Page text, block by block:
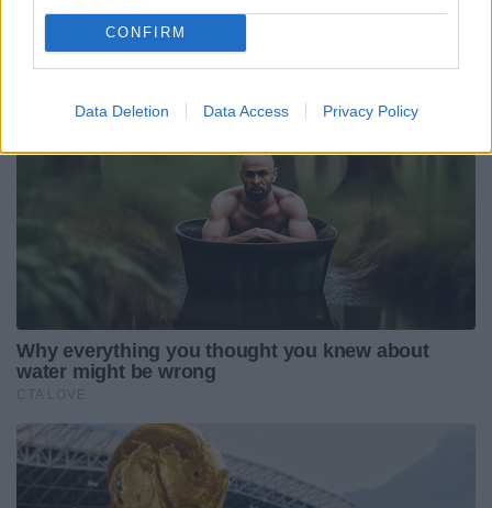
CONFIRM
Data Deletion Data Access Privacy Policy